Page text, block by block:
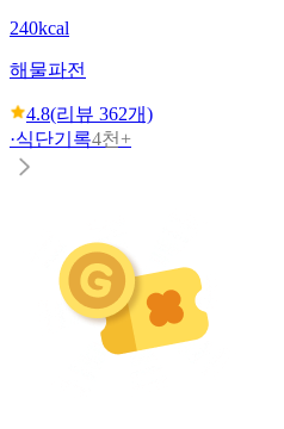
240kcal
해물파전
4.8(리뷰 362개)
·식단기록4천+